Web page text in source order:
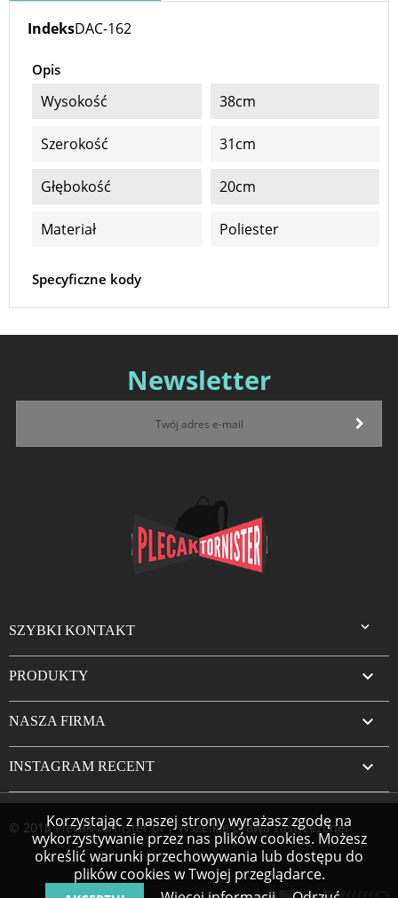
IndeksDAC-162
Opis
Wysokość 38cm
Szerokość 31cm
Głębokość 20cm
Materiał Poliester
Specyficzne kody
Newsletter
SZYBKI KONTAKT 
PRODUKTY 
NASZA FIRMA 
INSTAGRAM RECENT 
© 2018 Plecak-tornister.pl | Wszelkie prawa zastrzeżone.
Korzystając z naszej strony wyrażasz zgodę na
wykorzystywanie przez nas plików cookies. Możesz
określić warunki przechowywania lub dostępu do
plików cookies w Twojej przeglądarce.